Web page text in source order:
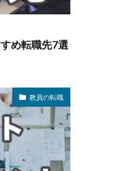
め転職先7選
教員の転職